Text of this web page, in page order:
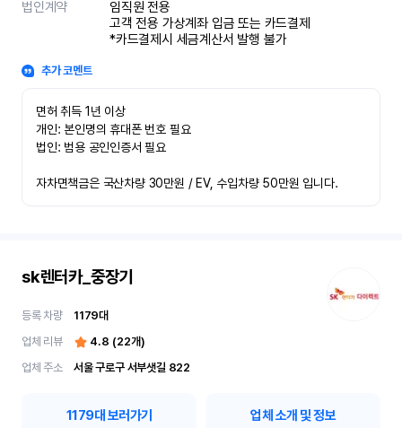
법인계약
임직원 전용
고객 전용 가상계좌 입금 또는 카드결제
*카드결제시 세금계산서 발행 불가
추가 코멘트
면허 취득 1년 이상
개인: 본인명의 휴대폰 번호 필요
법인: 범용 공인인증서 필요
자차면책금은 국산차량 30만원 / EV, 수입차량 50만원 입니다.
sk렌터카_중장기
등록 차량 1179대
업체 리뷰
4.8 (22개)
업체 주소
서울 구로구 서부샛길 822
1179대 보러가기 업체 소개 및 정보